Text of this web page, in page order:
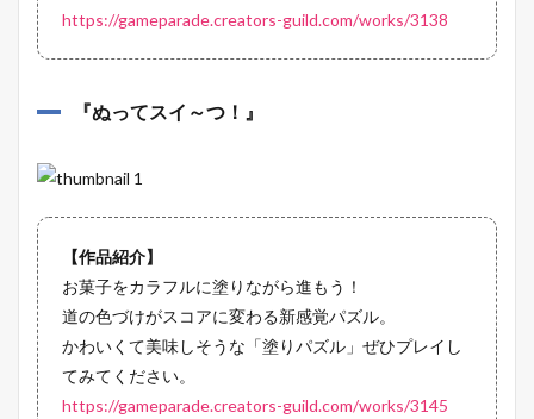
https://gameparade.creators-guild.com/works/3138
『ぬってスイ～つ！ 』
【作品紹介】
お菓子をカラフルに塗りながら進もう！
道の色づけがスコアに変わる新感覚パズル。
かわいくて美味しそうな「塗りパズル」ぜひプレイし
てみてください。
https://gameparade.creators-guild.com/works/3145